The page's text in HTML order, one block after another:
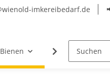
imkereibedarf.de
Hersteller